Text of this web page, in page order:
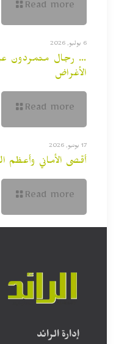
Read more
6 يوليو, 2026
… رجال متمردون
الأغراض
Read more
17 يونيو, 2026
أقصى الأماني وأعظم
Read more
إدارة الرائد